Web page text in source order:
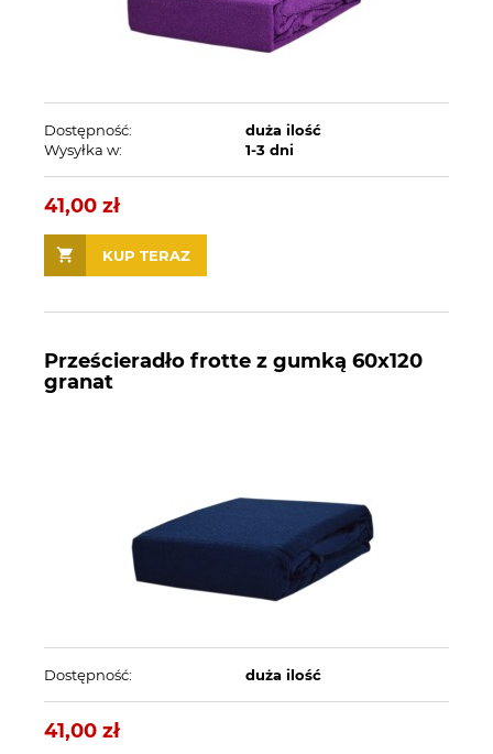
Dostępność:
duża ilość
Wysyłka w:
1-3 dni
41,00 zł
KUP TERAZ
Prześcieradło frotte z gumką 60x120
granat
Dostępność: duża ilość
41,00 zł